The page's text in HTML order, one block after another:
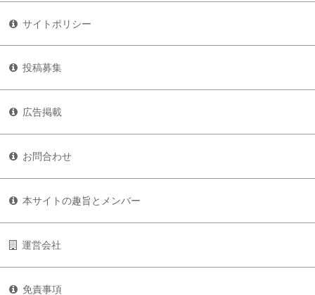
サイトポリシー
投稿募集
広告掲載
お問合わせ
本サイトの趣旨とメンバー
運営会社
免責事項